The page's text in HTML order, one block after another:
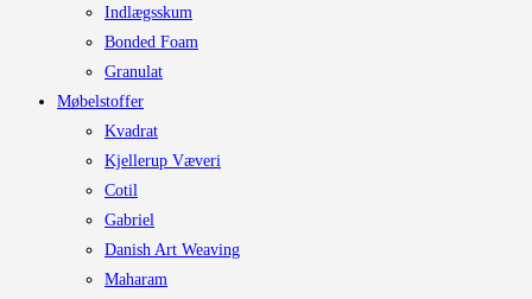
Indlægsskum
Bonded Foam
Granulat
Møbelstoffer
Kvadrat
Kjellerup Væveri
Cotil
Gabriel
Danish Art Weaving
Maharam